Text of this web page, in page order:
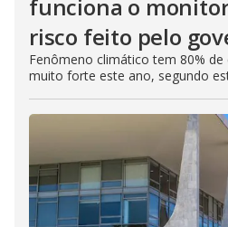
funciona o
risco feito pelo
Fenômeno climático tem 80%
muito forte este ano, segundo